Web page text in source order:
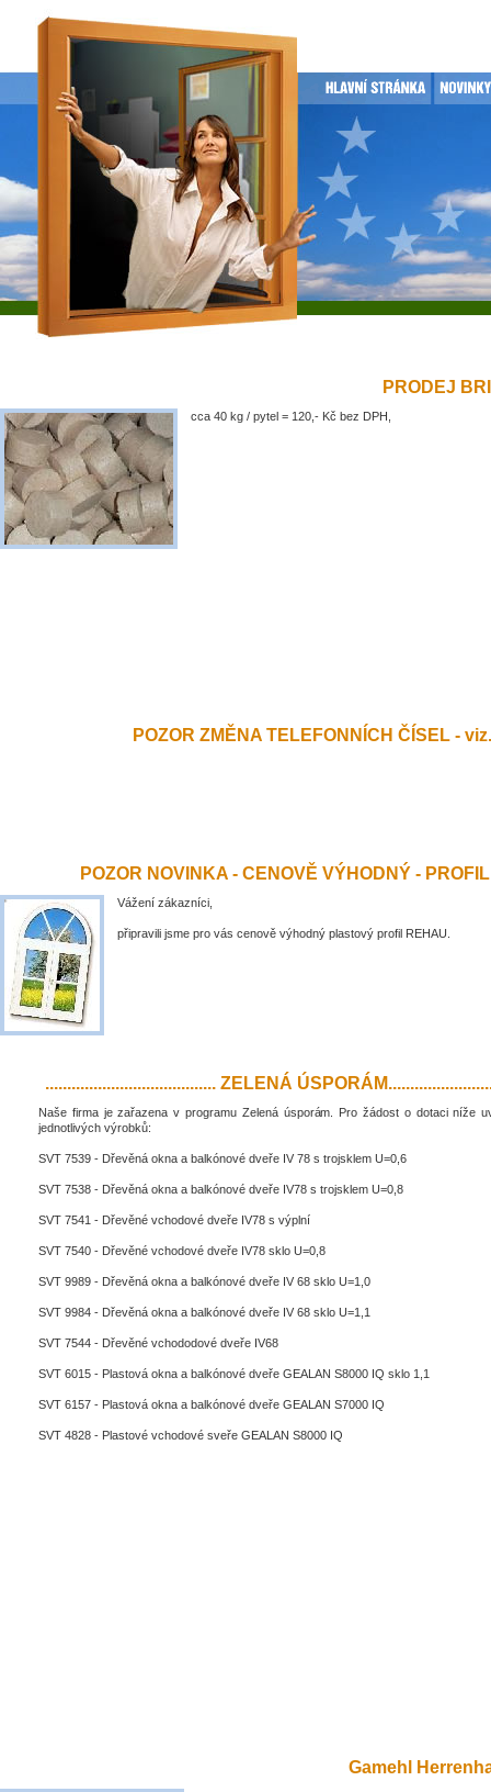
PRODEJ
cca 40 kg / pytel = 120,- Kč bez DPH,
POZOR ZMĚNA TELEFONNÍCH ČÍSEL -
POZOR NOVINKA - CENOVĚ VÝHODNÝ -
Vážení zákazníci,
připravili jsme pro vás cenově výhodný plastový profil REHAU.
....................................... ZELENÁ
Naše firma je zařazena v programu Zelená úsporám. Pro žádost o dotaci níže
jednotlivých výrobků:
SVT 7539 - Dřevěná okna a balkónové dveře IV 78 s trojsklem U=0,6
SVT 7538 - Dřevěná okna a balkónové dveře IV78 s trojsklem U=0,8
SVT 7541 - Dřevěné vchodové dveře IV78 s výplní
SVT 7540 - Dřevěné vchodové dveře IV78 sklo U=0,8
SVT 9989 - Dřevěná okna a balkónové dveře IV 68 sklo U=1,0
SVT 9984 - Dřevěná okna a balkónové dveře IV 68 sklo U=1,1
SVT 7544 - Dřevěné vchododové dveře IV68
SVT 6015 - Plastová okna a balkónové dveře GEALAN S8000 IQ sklo 1,1
SVT 6157 - Plastová okna a balkónové dveře GEALAN S7000 IQ
SVT 4828 - Plastové vchodové sveře GEALAN S8000 IQ
Gamehl